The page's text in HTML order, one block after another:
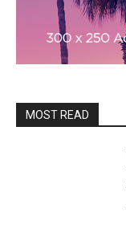
MOST READ